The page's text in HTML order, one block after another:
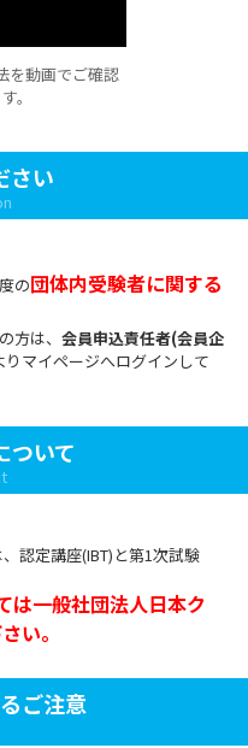
を動画でご確認
。
さい
の団体内受験者に関する
方は、 会員申込責任者(会員企
りマイページへログインして
ついて
認定講座(IBT)と第1次試験
は一般社団法人日本ク
い。
ご注意